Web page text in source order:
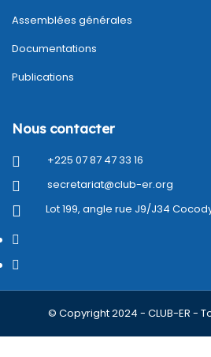
Assemblées générales
Documentations
Publications
Nous contacter
+225 07 87 47 33 16
secretariat@club-er.org
Lot 199, angle rue J9/J34
© Copyright 2024 - CLUB-ER -